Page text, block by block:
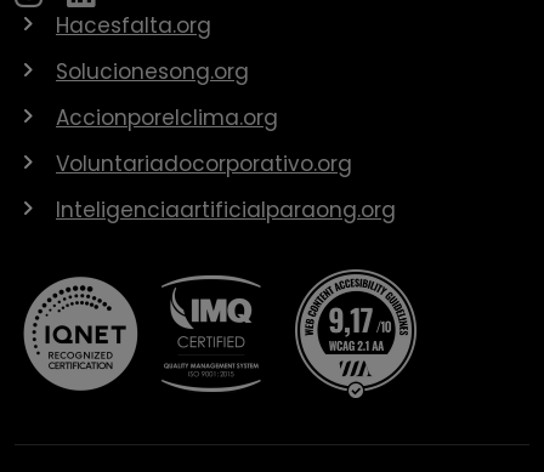
Hacesfalta.org
Solucionesong.org
Accionporelclima.org
Voluntariadocorporativo.org
Inteligenciaartificialparaong.org